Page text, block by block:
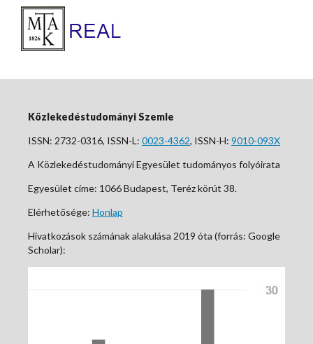
Közlekedéstudományi Szemle
ISSN: 2732-0316, ISSN-L: 0023-4362, ISSN-H: 9010-093X
A Közlekedéstudományi Egyesület tudományos folyóirata
Egyesület címe: 1066 Budapest, Teréz körút 38.
Elérhetősége: Honlap
Hivatkozások számának alakulása 2019 óta (forrás: Google
Scholar):